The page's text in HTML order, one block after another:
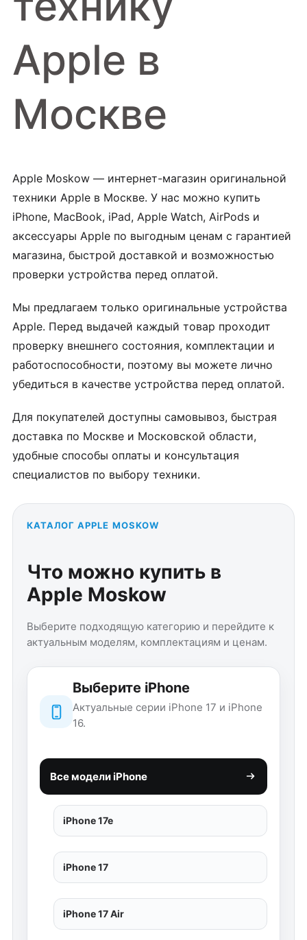
Apple в
Москве
Apple Moskow — интернет-магазин оригинальной
техники Apple в Москве. У нас можно купить
iPhone, MacBook, iPad, Apple Watch, AirPods и
аксессуары Apple по выгодным ценам с гарантией
магазина, быстрой доставкой и возможностью
проверки устройства перед оплатой.
Мы предлагаем только оригинальные устройства
Apple. Перед выдачей каждый товар проходит
проверку внешнего состояния, комплектации и
работоспособности, поэтому вы можете лично
убедиться в качестве устройства перед оплатой.
Для покупателей доступны самовывоз, быстрая
доставка по Москве и Московской области,
удобные способы оплаты и консультация
специалистов по выбору техники.
КАТАЛОГ APPLE MOSKOW
Что можно купить в
Apple Moskow
Выберите подходящую категорию и перейдите к
актуальным моделям, комплектациям и ценам.
Выберите iPhone
Актуальные серии iPhone 17 и iPhone
16.
Все модели iPhone
iPhone 17e
iPhone 17
iPhone 17 Air